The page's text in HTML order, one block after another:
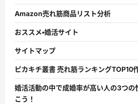
Amazon売れ筋商品リスト分析
おススメ・婚活サイト
サイトマップ
ピカキチ叢書 売れ筋ランキングTOP10
婚活活動の中で成婚率が高い人の3つの
こう！